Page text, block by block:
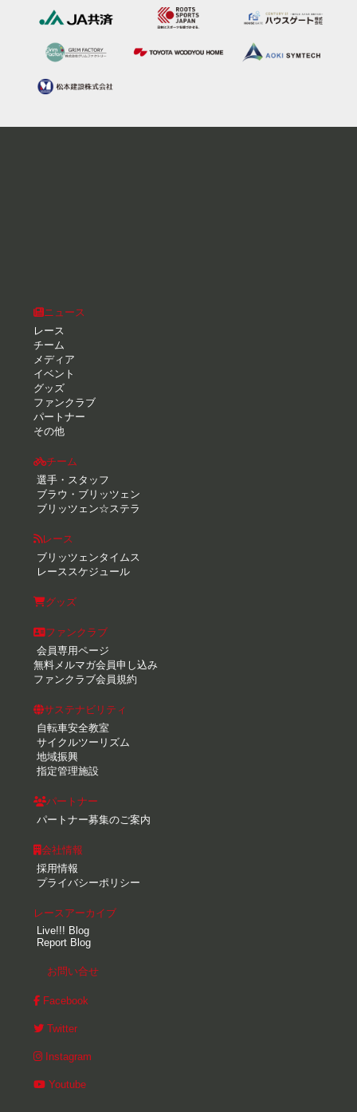
ニュース
レース
チーム
メディア
イベント
グッズ
ファンクラブ
パートナー
その他
チーム
選手・スタッフ
ブラウ・ブリッツェン
ブリッツェン☆ステラ
レース
ブリッツェンタイムス
レーススケジュール
グッズ
ファンクラブ
会員専用ページ
無料メルマガ会員申し込み
ファンクラブ会員規約
サステナビリティ
自転車安全教室
サイクルツーリズム
地域振興
指定管理施設
パートナー
パートナー募集のご案内
会社情報
採用情報
プライバシーポリシー
レースアーカイブ
Live!!! Blog
Report Blog
お問い合せ
Facebook
Twitter
Instagram
Youtube